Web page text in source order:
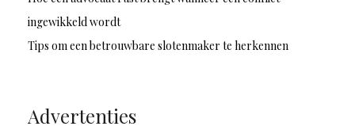
ingewikkeld wordt
Tips om een betrouwbare slotenmaker te herkennen
Advertenties